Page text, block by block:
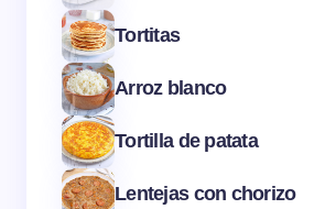
Tortitas
Arroz blanco
Tortilla de patata
Lentejas con chorizo